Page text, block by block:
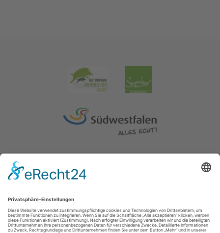
Impressum Erklärung zur Barrierefreiheit
Kreis Soest | Der Landrat Hoher Weg 1-3 59494 Soest